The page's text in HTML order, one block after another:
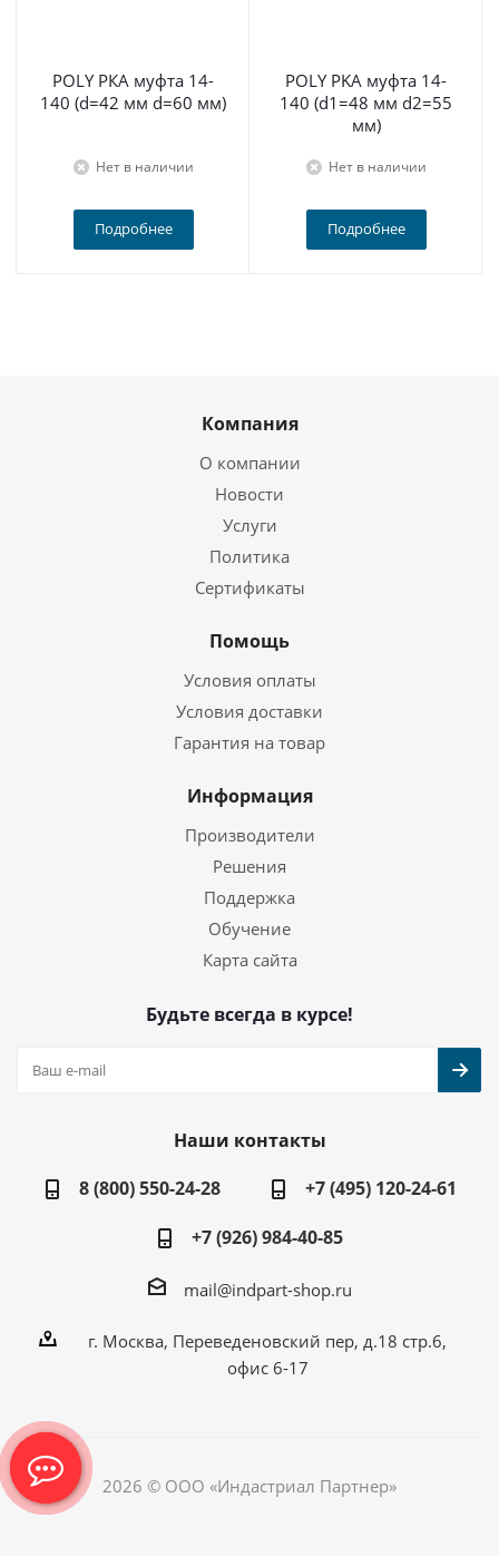
POLY РКА муфта 14-
140 (d=42 мм d=60 мм)
Нет в наличии
Подробнее
POLY PKA муфта 14-
140 (d1=48 мм d2=55
мм)
Нет в наличии
Подробнее
Компания
О компании
Новости
Услуги
Политика
Сертификаты
Помощь
Условия оплаты
Условия доставки
Гарантия на товар
Информация
Производители
Решения
Поддержка
Обучение
Карта сайта
Будьте всегда в курсе!
Наши контакты
8 (800) 550-24-28
+7 (495) 120-24-61
+7 (926) 984-40-85
mail@indpart-shop.ru
г. Москва, Переведеновский пер, д.18 стр.6,
офис 6-17
2026 © ООО «Индастриал Партнер»